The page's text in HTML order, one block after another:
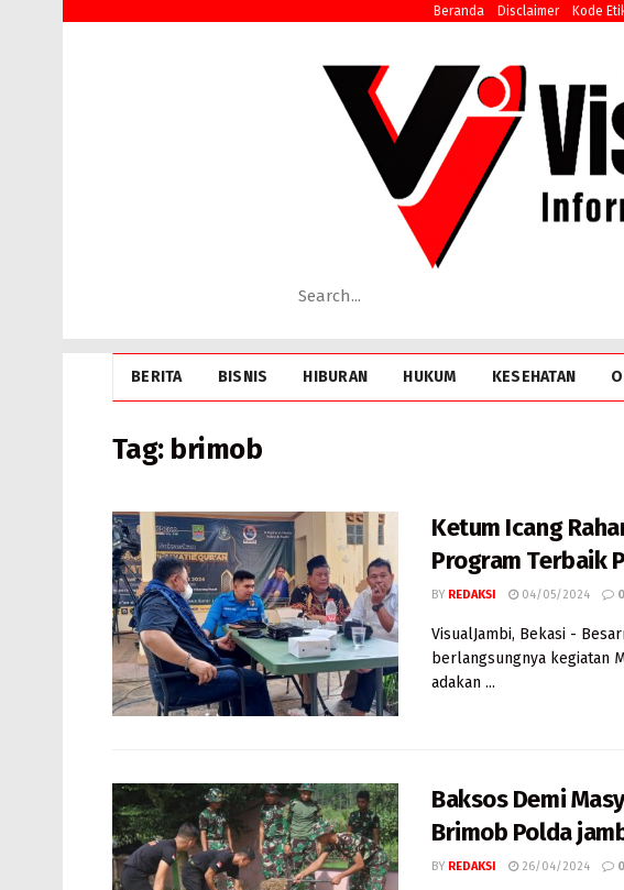
Beranda Disclaimer Kode
BERITA BISNIS HIBURAN HUKUM KESEHATAN
Tag: brimob
Ketum Icang
Program Terbaik
BY REDAKSI 04/05/2024 0
VisualJambi, Bekasi -
berlangsungnya kegiatan
adakan ...
Baksos Demi
Brimob Polda
BY REDAKSI 26/04/2024 0